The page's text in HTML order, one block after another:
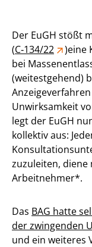
Der EuGH stößt
(C‑134/22
)eine
bei
(weitestgehend)
Unwirksamkeit
legt der EuGH
kollektiv aus:
zuzuleiten,
Arbeitnehmer*.
Das BAG hatte
der zwingenden
und ein weiteres